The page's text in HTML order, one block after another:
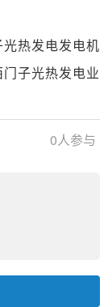
热发电发电机
应用实例
子光热发电业
0人参与